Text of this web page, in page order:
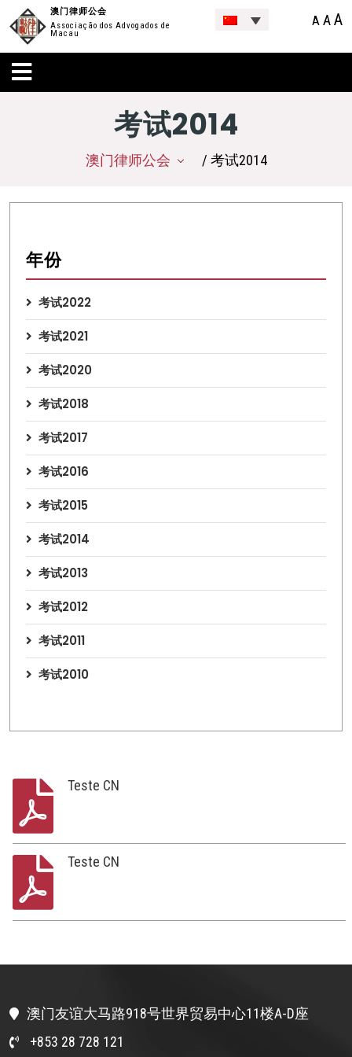
澳门律师公会
Associação dos Advogados de
Macau
A AA
考试2014
澳门律师公会 / 考试2014
年份
考试2022
考试2021
考试2020
考试2018
考试2017
考试2016
考试2015
考试2014
考试2013
考试2012
考试2011
考试2010
Teste CN
Teste CN
澳门友谊大马路918号世界贸易中心11楼A-D座
+853 28 728 121